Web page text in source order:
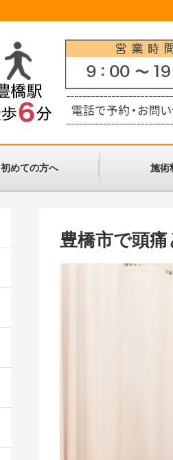
初めての方へ 施術
豊橋市で頭